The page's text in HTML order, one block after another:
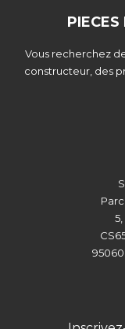
Vous recherchez
constructeur, des
95060